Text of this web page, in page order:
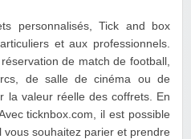
personnalisés, Tick and box
et aux professionnels.
de match de football,
de salle de cinéma ou de
la valeur réelle des coffrets. En
ticknbox.com, il est possible
souhaitez parier et prendre